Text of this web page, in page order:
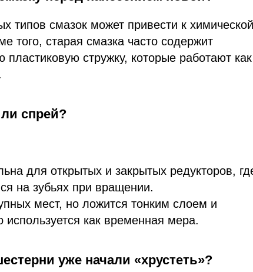
типов смазок может привести к химической
того, старая смазка часто содержит
стружку, которые работают как
спрей?
для открытых и закрытых редукторов,
на зубьях при вращении.
мест, но ложится тонким слоем и
как временная мера.
уже начали «хрустеть»?